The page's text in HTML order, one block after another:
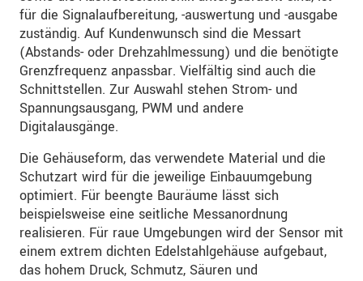
für die Signalaufbereitung, -auswertung und -ausgabe
zuständig. Auf Kundenwunsch sind die Messart
(Abstands- oder Drehzahlmessung) und die benötigte
Grenzfrequenz anpassbar. Vielfältig sind auch die
Schnittstellen. Zur Auswahl stehen Strom- und
Spannungsausgang, PWM und andere
Digitalausgänge.
Die Gehäuseform, das verwendete Material und die
Schutzart wird für die jeweilige Einbauumgebung
optimiert. Für beengte Bauräume lässt sich
beispielsweise eine seitliche Messanordnung
realisieren. Für raue Umgebungen wird der Sensor mit
einem extrem dichten Edelstahlgehäuse aufgebaut,
das hohem Druck, Schmutz, Säuren und
Bitte halten Sie mich per Mail über
Produktinnovationen auf dem Laufenden
* Pflichtangaben
Wir behandeln Ihre Daten vertraulich. Bitte lesen Sie
dazu unsereDatenschutzerklärung
SENDEN